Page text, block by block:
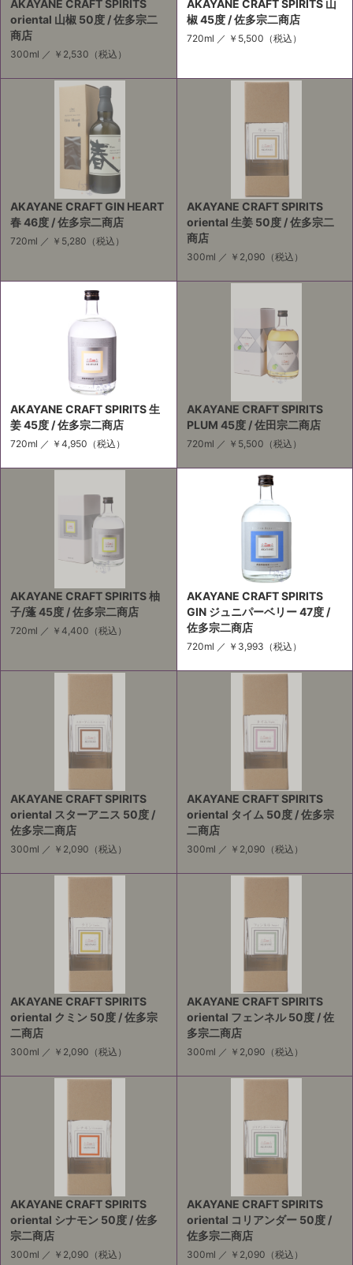
AKAYANE CRAFT SPIRITS
oriental 山椒 50度 / 佐多宗二
商店
300ml ／ ￥2,530 （税込）
AKAYANE CRAFT SPIRITS 山
椒 45度 / 佐多宗二商店
720ml ／ ￥5,500 （税込）
AKAYANE CRAFT GIN HEART
春 46度 / 佐多宗二商店
720ml ／ ￥5,280 （税込）
AKAYANE CRAFT SPIRITS
oriental 生姜 50度 / 佐多宗二
商店
300ml ／ ￥2,090 （税込）
AKAYANE CRAFT SPIRITS 生
姜 45度 / 佐多宗二商店
720ml ／ ￥4,950 （税込）
AKAYANE CRAFT SPIRITS
PLUM 45度 / 佐田宗二商店
720ml ／ ￥5,500 （税込）
AKAYANE CRAFT SPIRITS 柚
子/蓬 45度 / 佐多宗二商店
720ml ／ ￥4,400 （税込）
AKAYANE CRAFT SPIRITS
GIN ジュニパーベリー 47度 /
佐多宗二商店
720ml ／ ￥3,993 （税込）
AKAYANE CRAFT SPIRITS
oriental スターアニス 50度 /
佐多宗二商店
300ml ／ ￥2,090 （税込）
AKAYANE CRAFT SPIRITS
oriental タイム 50度 / 佐多宗
二商店
300ml ／ ￥2,090 （税込）
AKAYANE CRAFT SPIRITS
oriental クミン 50度 / 佐多宗
二商店
300ml ／ ￥2,090 （税込）
AKAYANE CRAFT SPIRITS
oriental フェンネル 50度 / 佐
多宗二商店
300ml ／ ￥2,090 （税込）
AKAYANE CRAFT SPIRITS
oriental シナモン 50度 / 佐多
宗二商店
300ml ／ ￥2,090 （税込）
AKAYANE CRAFT SPIRITS
oriental コリアンダー 50度 /
佐多宗二商店
300ml ／ ￥2,090 （税込）